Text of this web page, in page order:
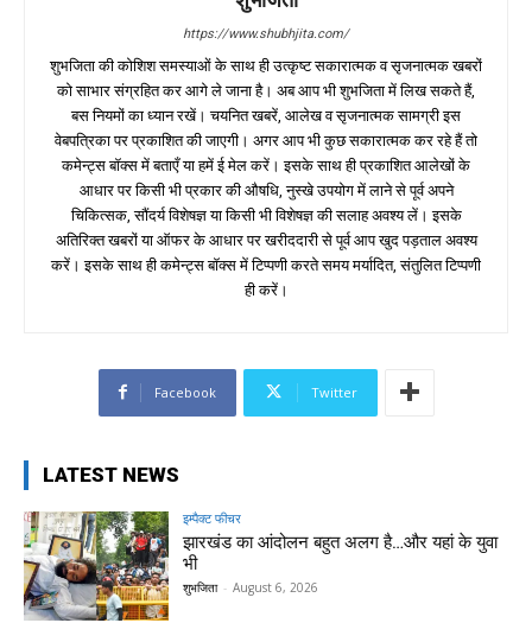
https://www.shubhjita.com/
शुभजिता की कोशिश समस्याओं के साथ ही उत्कृष्ट सकारात्मक व सृजनात्मक खबरों
को साभार संग्रहित कर आगे ले जाना है। अब आप भी शुभजिता में लिख सकते हैं,
बस नियमों का ध्यान रखें। चयनित खबरें, आलेख व सृजनात्मक सामग्री इस
वेबपत्रिका पर प्रकाशित की जाएगी। अगर आप भी कुछ सकारात्मक कर रहे हैं तो
कमेन्ट्स बॉक्स में बताएँ या हमें ई मेल करें। इसके साथ ही प्रकाशित आलेखों के
आधार पर किसी भी प्रकार की औषधि, नुस्खे उपयोग में लाने से पूर्व अपने
चिकित्सक, सौंदर्य विशेषज्ञ या किसी भी विशेषज्ञ की सलाह अवश्य लें। इसके
अतिरिक्त खबरों या ऑफर के आधार पर खरीददारी से पूर्व आप खुद पड़ताल अवश्य
करें। इसके साथ ही कमेन्ट्स बॉक्स में टिप्पणी करते समय मर्यादित, संतुलित टिप्पणी
ही करें।
Facebook Twitter
LATEST NEWS
इम्पैक्ट फीचर
झारखंड का आंदोलन बहुत अलग है…और यहां के युवा
भी
शुभजिता - August 6, 2026